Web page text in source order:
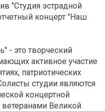
"Студия эстрадной
концерт "Наш
- это творческий
активное участие
патриотических
студии являются
концертной
Великой